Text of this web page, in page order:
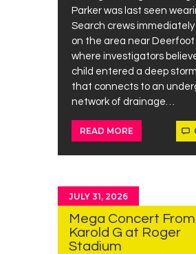
Parker was last seen
Search crews immediately
on the area near Deerfoot
where investigators
child entered a deep
that connects to an
network of drainage…
READ MORE
JULY 31, 2026
Mega Concert From
Karold G at Roger
Stadium